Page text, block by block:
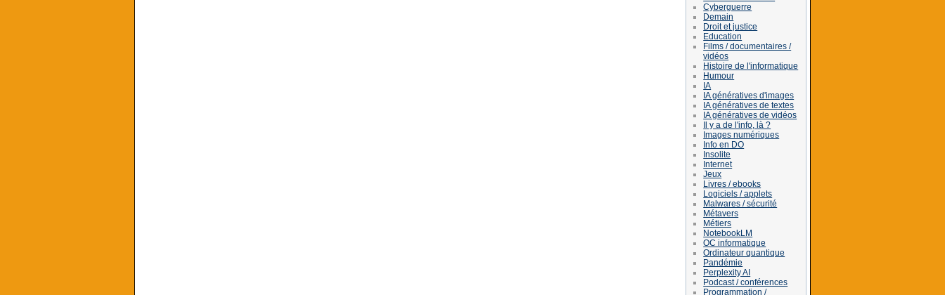
Cyberguerre
Demain
Droit et justice
Education
Films / documentaires /
vidéos
Histoire de l'informatique
Humour
IA
IA génératives d'images
IA génératives de textes
IA génératives de vidéos
Il y a de l'info, là ?
Images numériques
Info en DO
Insolite
Internet
Jeux
Livres / ebooks
Logiciels / applets
Malwares / sécurité
Métavers
Métiers
NotebookLM
OC informatique
Ordinateur quantique
Pandémie
Perplexity AI
Podcast / conférences
Programmation /